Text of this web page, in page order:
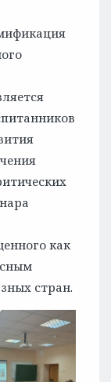
как
стран.